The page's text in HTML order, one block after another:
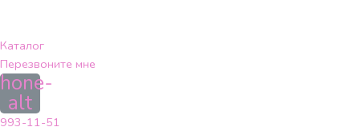
содержимому
Каталог
Перезвоните мне
alt
993-11-51